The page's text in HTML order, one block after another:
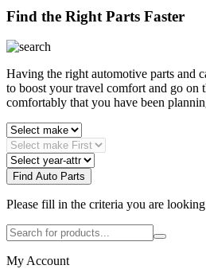
Find the Right Parts Faster
Having the right automotive parts and
to boost your travel comfort and go on
comfortably that you have been
Find Auto Parts
Please fill in the criteria you are
My Account